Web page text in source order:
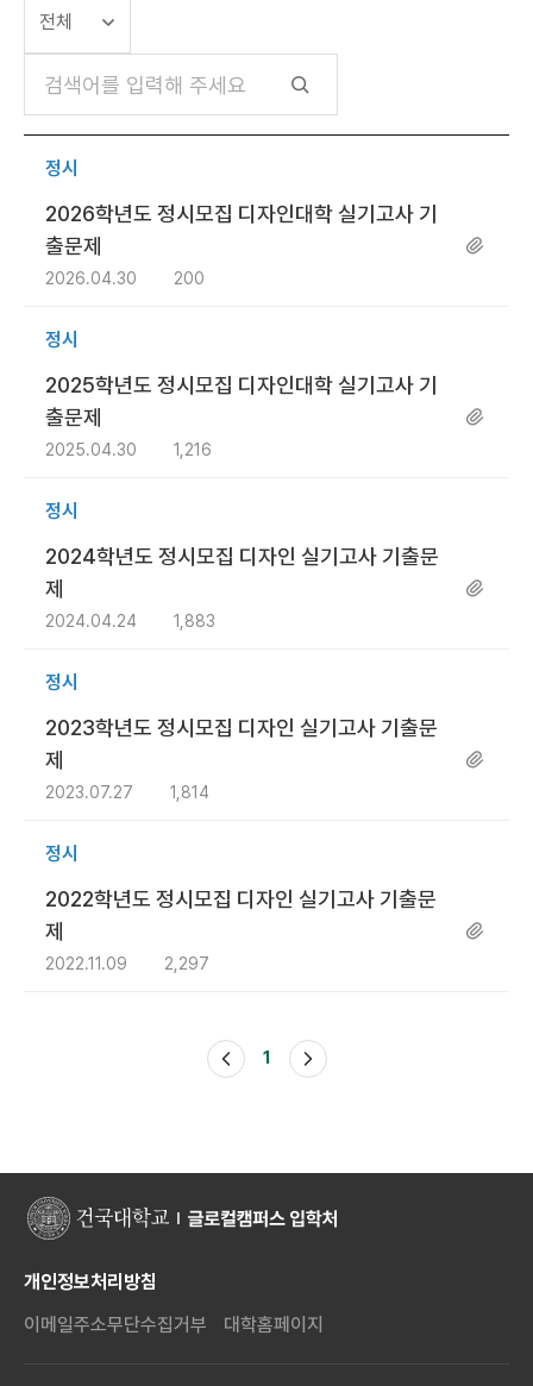
정시
2026학년도 정시모집 디자인대학 실기고사 기
출문제
2026.04.30 200
정시
2025학년도 정시모집 디자인대학 실기고사 기
출문제
2025.04.30 1,216
정시
2024학년도 정시모집 디자인 실기고사 기출문
제
2024.04.24 1,883
정시
2023학년도 정시모집 디자인 실기고사 기출문
제
2023.07.27 1,814
정시
2022학년도 정시모집 디자인 실기고사 기출문
제
2022.11.09 2,297
1
개인정보처리방침
이메일주소무단수집거부
대학홈페이지